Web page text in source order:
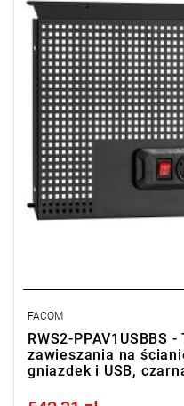
FACOM
RWS2-PPAV1USBBS
zawieszania na
gniazdek i USB,